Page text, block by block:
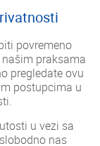
povremeno
praksama
pregledate ovu
postupcima u
u vezi sa
nas